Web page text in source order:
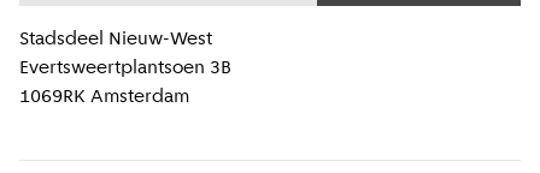
Locatiegegevens
Stadsdeel
Nieuw-West
Evertsweertplantsoen 3B
1069RK Amsterdam